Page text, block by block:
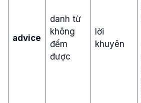
advice
danh từ
không
đếm
được
lời
khuyên